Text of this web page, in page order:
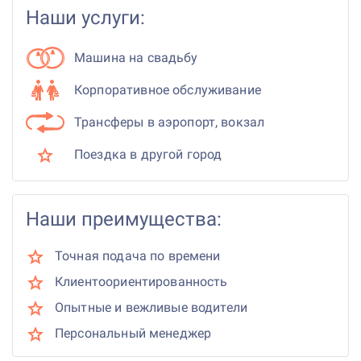
Наши услуги:
Машина на свадьбу
Корпоративное обслуживание
Трансферы в аэропорт, вокзал
Поездка в другой город
Наши преимущества:
Точная подача по времени
Клиентоориентированность
Опытные и вежливые водители
Персональный менеджер